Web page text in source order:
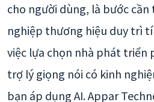
cho người dùng, là bước
nghiệp thương hiệu duy trì
việc lựa chọn nhà phát triển
trợ lý giọng nói có kinh
bạn áp dụng AI. Appar